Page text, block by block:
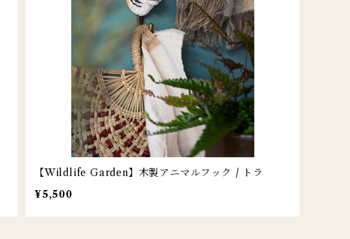
【Wildlife Garden】木製アニマルフック / トラ
¥5,500